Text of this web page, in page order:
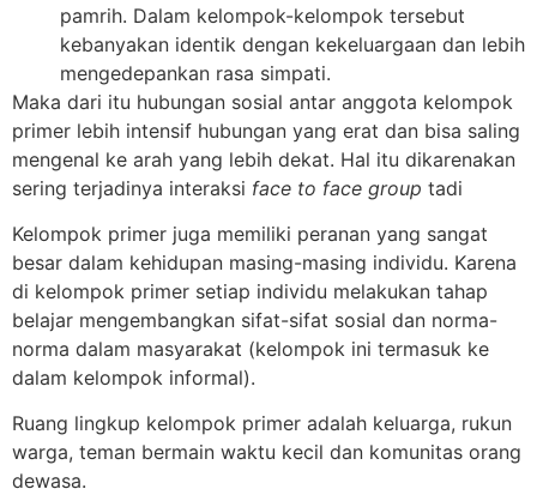
pamrih. Dalam kelompok-kelompok tersebut
kebanyakan identik dengan kekeluargaan dan lebih
mengedepankan rasa simpati.
Maka dari itu hubungan sosial antar anggota kelompok
primer lebih intensif hubungan yang erat dan bisa saling
mengenal ke arah yang lebih dekat. Hal itu dikarenakan
sering terjadinya interaksi face to face group tadi
Kelompok primer juga memiliki peranan yang sangat
besar dalam kehidupan masing-masing individu. Karena
di kelompok primer setiap individu melakukan tahap
belajar mengembangkan sifat-sifat sosial dan norma-
norma dalam masyarakat (kelompok ini termasuk ke
dalam kelompok informal).
Ruang lingkup kelompok primer adalah keluarga, rukun
warga, teman bermain waktu kecil dan komunitas orang
dewasa.